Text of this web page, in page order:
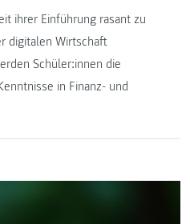
ihrer Einführung rasant zu
digitalen Wirtschaft
Schüler:innen die
in Finanz- und